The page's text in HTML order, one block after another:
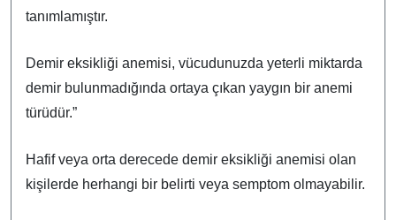
tanımlamıştır.
Demir eksikliği anemisi, vücudunuzda yeterli miktarda
demir bulunmadığında ortaya çıkan yaygın bir anemi
türüdür.”
Hafif veya orta derecede demir eksikliği anemisi olan
kişilerde herhangi bir belirti veya semptom olmayabilir.